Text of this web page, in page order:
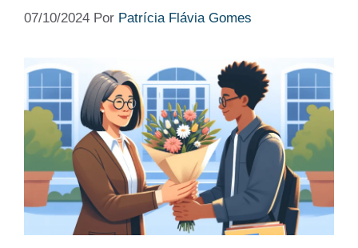
07/10/2024 Por Patrícia Flávia Gomes